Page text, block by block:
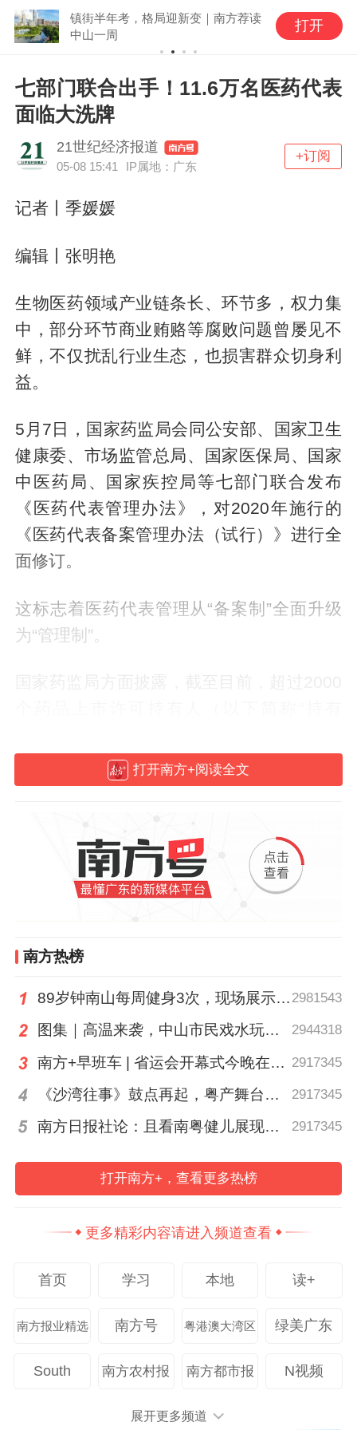
镇街半年考，格局迎新变｜南方荐读
中山一周
打开
七部门联合出手！11.6万名医药代表
面临大洗牌
21世纪经济报道
05-08 15:41 IP属地：广东
+订阅
记者丨季媛媛
编辑丨张明艳
生物医药领域产业链条长、环节多，权力集
中，部分环节商业贿赂等腐败问题曾屡见不
鲜，不仅扰乱行业生态，也损害群众切身利
益。
5月7日，国家药监局会同公安部、国家卫生
健康委、市场监管总局、国家医保局、国家
中医药局、国家疾控局等七部门联合发布
《医药代表管理办法》，对2020年施行的
《医药代表备案管理办法（试行）》进行全
面修订。
这标志着医药代表管理从“备案制”全面升级
为“管理制”。
药代表约11.6万人，基本实现了对医药代表
的统一信息管理。但是，少数医药代表超越
贿，严重扰乱公平竞争市场秩序，影响医药
产业健康发展，助长医药行业不正之风和不
良习气。
数千家药品上市许可持有人产生深远影响。
表面看，新规是对人员准入及备案条件加以
规范，但深层逻辑是对药品推广逻辑的彻底
此次，新规首次明确医药代表应当具有医
学、药学或相关专业大专及以上学历，并掌
提升，意味着过去“学历无关紧要、关系决定
表，并根据合同追究相关人员和专业组织责
打开南方+阅读全文
南方热榜
89岁钟南山每周健身3次，现场展示常用拉力器 2981543
图集｜高温来袭，中山市民戏水玩泡沫消暑 2944318
南方+早班车 | 省运会开幕式今晚在茂名举行 2917345
《沙湾往事》鼓点再起，粤产舞台精品何以永葆“青春”？丨艺·问 2917345
南方日报社论：且看南粤健儿展现体育新荣光 2917345
打开南方+，查看更多热榜
更多精彩内容请进入频道查看
首页 学习 本地 读+
南方报业精选 南方号 粤港澳大湾区 绿美广东
South 南方农村报 南方都市报 N视频
展开更多频道